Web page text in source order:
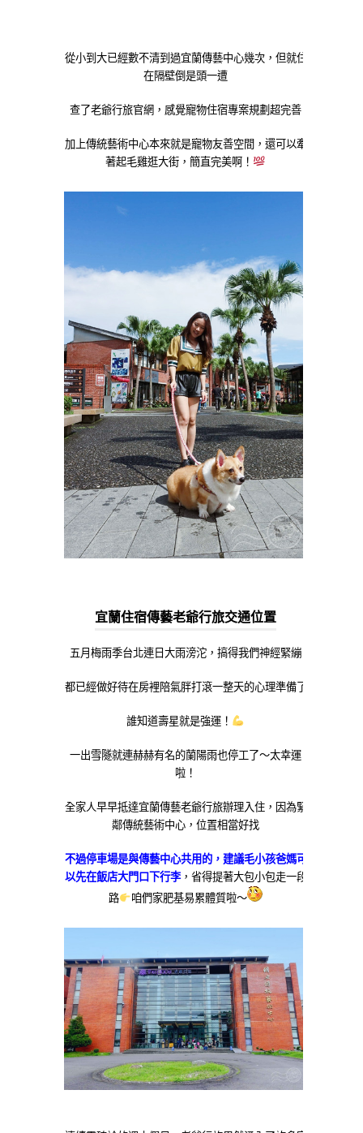
從小到大已經數不清到過宜蘭傳藝中心幾次，但就住
在隔壁倒是頭一遭
查了老爺行旅官網，感覺寵物住宿專案規劃超完善
加上傳統藝術中心本來就是寵物友善空間，還可以牽
著起毛雞逛大街，簡直完美啊！
宜蘭住宿傳藝老爺行旅交通位置
五月梅雨季台北連日大雨滂沱，搞得我們神經緊繃
都已經做好待在房裡陪氣胖打滾一整天的心理準備了
誰知道壽星就是強運！
一出雪隧就連赫赫有名的蘭陽雨也停工了～太幸運
啦！
全家人早早抵達宜蘭傳藝老爺行旅辦理入住，因為緊
鄰傳統藝術中心，位置相當好找
不過停車場是與傳藝中心共用的，建議毛小孩爸媽可
以先在飯店大門口下行李，省得提著大包小包走一段
路
咱們家肥基易累體質啦～